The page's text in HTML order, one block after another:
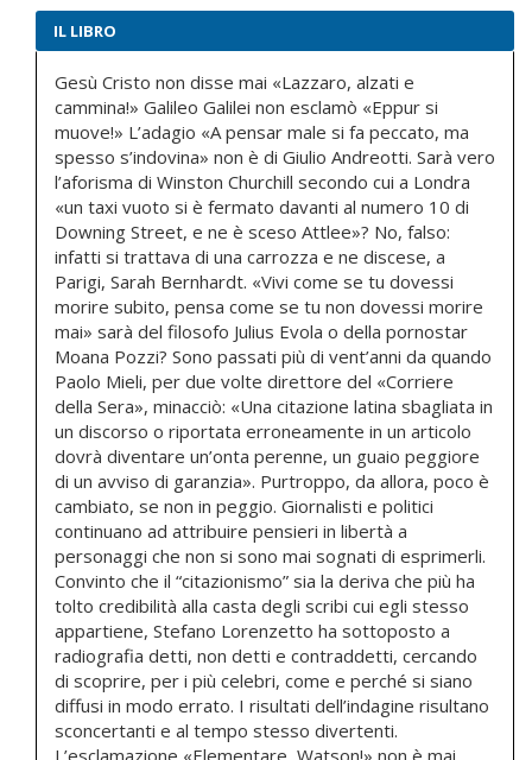
IL LIBRO
Gesù Cristo non disse mai «Lazzaro, alzati e
cammina!» Galileo Galilei non esclamò «Eppur si
muove!» L’adagio «A pensar male si fa peccato, ma
spesso s’indovina» non è di Giulio Andreotti. Sarà vero
l’aforisma di Winston Churchill secondo cui a Londra
«un taxi vuoto si è fermato davanti al numero 10 di
Downing Street, e ne è sceso Attlee»? No, falso:
infatti si trattava di una carrozza e ne discese, a
Parigi, Sarah Bernhardt. «Vivi come se tu dovessi
morire subito, pensa come se tu non dovessi morire
mai» sarà del filosofo Julius Evola o della pornostar
Moana Pozzi? Sono passati più di vent’anni da quando
Paolo Mieli, per due volte direttore del «Corriere
della Sera», minacciò: «Una citazione latina sbagliata in
un discorso o riportata erroneamente in un articolo
dovrà diventare un’onta perenne, un guaio peggiore
di un avviso di garanzia». Purtroppo, da allora, poco è
cambiato, se non in peggio. Giornalisti e politici
continuano ad attribuire pensieri in libertà a
personaggi che non si sono mai sognati di esprimerli.
Convinto che il “citazionismo” sia la deriva che più ha
tolto credibilità alla casta degli scribi cui egli stesso
appartiene, Stefano Lorenzetto ha sottoposto a
radiografia detti, non detti e contraddetti, cercando
di scoprire, per i più celebri, come e perché si siano
diffusi in modo errato. I risultati dell’indagine risultano
sconcertanti e al tempo stesso divertenti.